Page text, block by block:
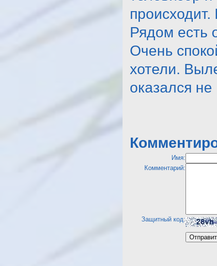
Рядом есть
Очень
хотели.
оказался
Имя:
Комментарий:
Защитный код: